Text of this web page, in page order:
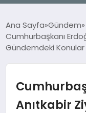
YAŞAM
Ana Sayfa Gündem
Cumhurbaşkanı
Gündemdeki Konular
Anıtkabir